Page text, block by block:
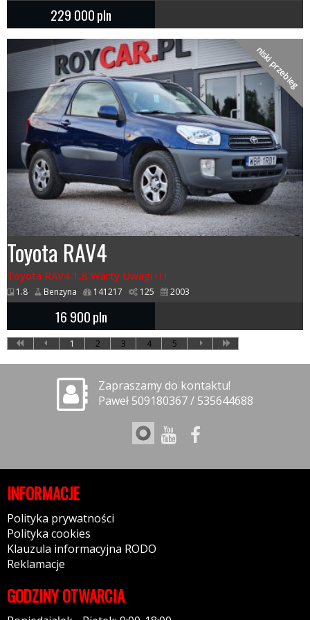
229 000pln
niski przebieg
Toyota RAV4
Toyota RAV4 1,8 Warty Uwagi ! ! !
1.8 Benzyna 141217 125 2003
16 900pln
1 2 3 4 5
Zapraszamy do kontaktu!
Paweł 509180367 / 535644688
INFORMACJE
Polityka prywatności
Polityka cookies
Klauzula informacyjna RODO
Reklamacje
GODZINY OTWARCIA